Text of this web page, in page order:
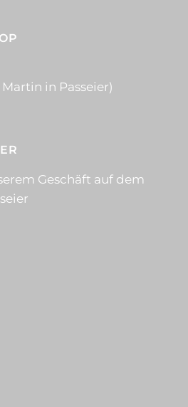
Martin in Passeier)
Geschäft auf dem